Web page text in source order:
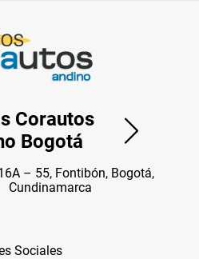
Corautos
Bogotá
– 55, Fontibón, Bogotá,
Cundinamarca
Sociales